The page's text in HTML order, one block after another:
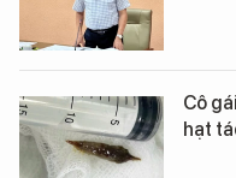
Cô
hạt